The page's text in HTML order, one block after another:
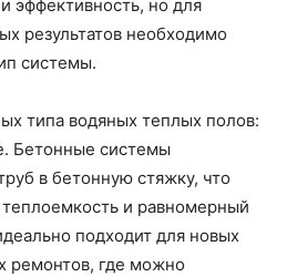
эффективность, но для
результатов необходимо
системы.
типа водяных теплых полов:
Бетонные системы
в бетонную стяжку, что
и равномерный
подходит для новых
ремонтов, где можно